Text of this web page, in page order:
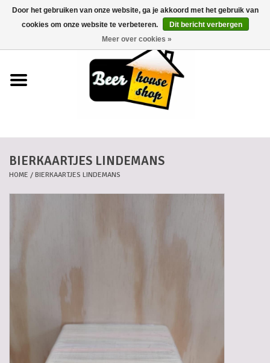
0 Artikelen - €0,00
Biermanden
Blikken
BIERKAARTJES LINDEMANS
HOME / BIERKAARTJES LINDEMANS
Door het gebruiken van onze website, ga je akkoord met het gebruik van
cookies om onze website te verbeteren.
Dit bericht verbergen
Meer over cookies »